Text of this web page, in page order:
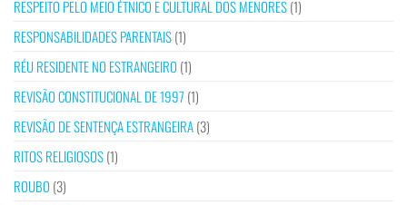
RESPEITO PELO MEIO ÉTNICO E CULTURAL DOS MENORES(1)
RESPONSABILIDADES PARENTAIS(1)
RÉU RESIDENTE NO ESTRANGEIRO (1)
REVISÃO CONSTITUCIONAL DE 1997 (1)
REVISÃO DE SENTENÇA ESTRANGEIRA(3)
RITOS RELIGIOSOS(1)
ROUBO (3)